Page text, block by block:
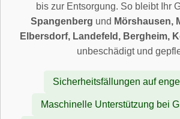
bis zur Entsorgung. So bleibt Ihr
Spangenberg und Mörshausen,
Elbersdorf, Landefeld, Bergheim,
unbeschädigt und
Sicherheitsfällungen auf
Maschinelle Unterstützung bei